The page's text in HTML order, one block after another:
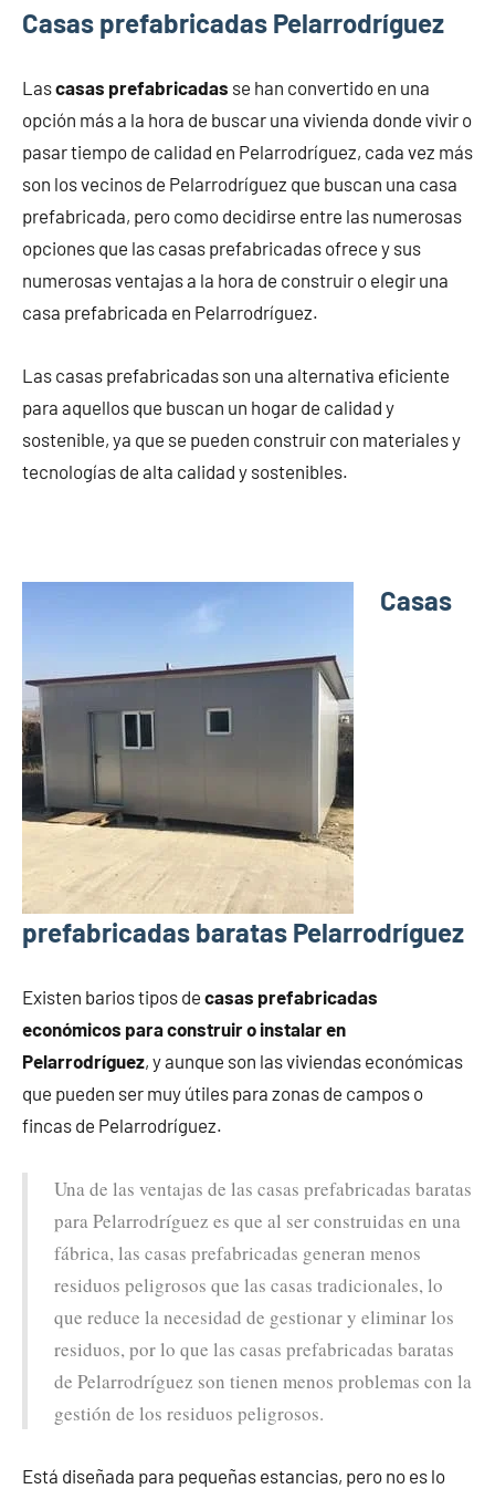
Casas prefabricadas Pelarrodríguez
Lascasas prefabricadas se han convertido en una
opción más a la hora de buscar una vivienda donde vivir o
pasar tiempo de calidad en Pelarrodríguez, cada vez más
son los vecinos de Pelarrodríguez que buscan una casa
prefabricada, pero como decidirse entre las numerosas
opciones que las casas prefabricadas ofrece y sus
numerosas ventajas a la hora de construir o elegir una
casa prefabricada en Pelarrodríguez.
Las casas prefabricadas son una alternativa eficiente
para aquellos que buscan un hogar de calidad y
sostenible, ya que se pueden construir con materiales y
tecnologías de alta calidad y sostenibles.
Casas
prefabricadas baratas Pelarrodríguez
Existen barios tipos de casas prefabricadas
económicos para construir o instalar en
Pelarrodríguez, y aunque son las viviendas económicas
que pueden ser muy útiles para zonas de campos o
fincas de Pelarrodríguez.
Una de las ventajas de las casas prefabricadas baratas
para Pelarrodríguez es que al ser construidas en una
fábrica, las casas prefabricadas generan menos
residuos peligrosos que las casas tradicionales, lo
que reduce la necesidad de gestionar y eliminar los
residuos, por lo que las casas prefabricadas baratas
de Pelarrodríguez son tienen menos problemas con la
gestión de los residuos peligrosos.
Está diseñada para pequeñas estancias, pero no es lo